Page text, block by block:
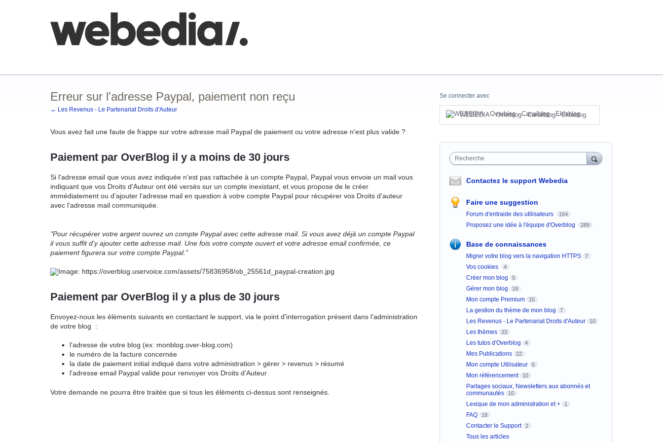
Erreur sur l'adresse Paypal, paiement non reçu
← Les Revenus - Le Partenariat Droits d'Auteur
Vous avez fait une faute de frappe sur votre adresse mail Paypal de paiement ou votre adresse n'est plus valide ?
Paiement par OverBlog il y a moins de 30 jours
Si l'adresse email que vous avez indiquée n'est pas rattachée à un compte Paypal, Paypal vous envoie un mail vous
indiquant que vos Droits d'Auteur ont été versés sur un compte inexistant, et vous propose de le créer
immédiatement ou d'ajouter l'adresse mail en question à votre compte Paypal pour récupérer vos Droits d'auteur
avec l'adresse mail communiquée.
"Pour récupérer votre argent ouvrez un compte Paypal avec cette adresse mail. Si vous avez déjà un compte Paypal
il vous suffit d'y ajouter cette adresse mail. Une fois votre compte ouvert et votre adresse email confirmée, ce
paiement figurera sur votre compte Paypal."
Paiement par OverBlog il y a plus de 30 jours
Envoyez-nous les éléments suivants en contactant le support, via le point d'interrogation présent dans l'administration
de votre blog :
l'adresse de votre blog (ex: monblog.over-blog.com)
le numéro de la facture concernée
la date de paiement initial indiqué dans votre administration > gérer > revenus > résumé
l'adresse email Paypal valide pour renvoyer vos Droits d'Auteur
Votre demande ne pourra être traitée que si tous les éléments ci-dessus sont renseignés.
Se connecter avec
WEBEDIA - Overblog - Canalblog - Eklablog
Recherche
Contactez le support Webedia
Faire une suggestion
Forum d'entraide des utilisateurs 164
Proposez une idée à l'équipe d'Overblog 289
Base de connaissances
Migrer votre blog vers la navigation HTTPS 7
Vos cookies 4
Créer mon blog 5
Gérer mon blog 18
Mon compte Premium 15
La gestion du thème de mon blog 7
Les Revenus - Le Partenariat Droits d'Auteur 10
Les thèmes 33
Les tutos d'Overblog 4
Mes Publications 22
Mon compte Utilisateur 6
Mon référencement 10
Partages sociaux, Newsletters aux abonnés et
communautés
10
Lexique de mon administration et + 1
FAQ 18
Contacter le Support 2
Tous les articles